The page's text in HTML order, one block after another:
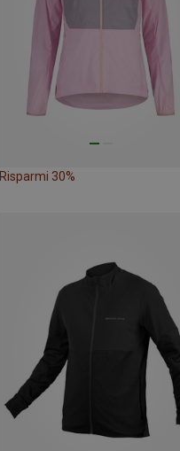
Risparmi 30%